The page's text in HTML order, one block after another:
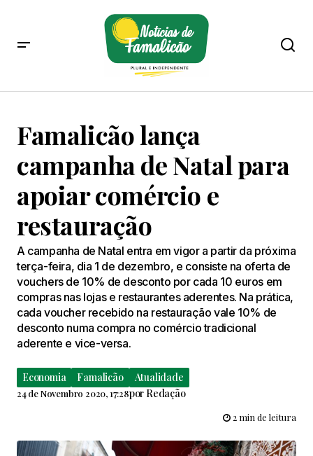
Famalicão lança
campanha de Natal para
apoiar comércio e
restauração
A campanha de Natal entra em vigor a partir da próxima
terça-feira, dia 1 de dezembro, e consiste na oferta de
vouchers de 10% de desconto por cada 10 euros em
compras nas lojas e restaurantes aderentes. Na prática,
cada voucher recebido na restauração vale 10% de
desconto numa compra no comércio tradicional
aderente e vice-versa.
Economia Famalicão Atualidade
24 de Novembro 2020, 17:28por Redação
2 min de leitura